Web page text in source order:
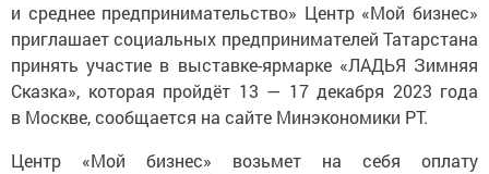
и среднее предпринимательство» Центр «Мой бизнес»
приглашает социальных предпринимателей Татарстана
принять участие в выставке-ярмарке «ЛАДЬЯ Зимняя
Сказка», которая пройдёт 13 — 17 декабря 2023 года
в Москве, сообщается на сайте Минэкономики РТ.
Центр «Мой бизнес» возьмет на себя оплату